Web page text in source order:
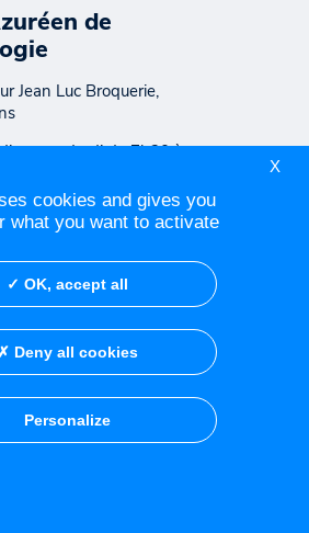
de
Jean Luc Broquerie,
au vendredi de 7h30 à
le Centre Azuréen
le cabinet de
de Fréjus
X
cookies and gives you
what you want to activate
OK, accept all
Deny all cookies
Personalize